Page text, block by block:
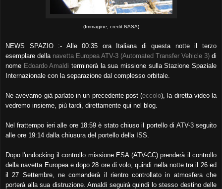
(Immagine, credit NASA)
NEWS SPAZIO :- Alle 00:35 ora Italiana di questa notte il terzo
esemplare della navetta Europea ATV-3 (Automated Transfer Vehicle 3) di
nome Edoardo Amaldi terminerà la sua missione sulla Stazione Spaziale
Internazionale con la separazione dal complesso orbitale.
Ne avevamo già parlato in un precedente post (eccolo), la diretta video la
vedremo insieme, più tardi, direttamente qui nel blog.
Nel frattempo ieri alle ore 18:59 è stato chiuso il portello di ATV-3 seguito
alle ore 19:14 dalla chiusura del portello della ISS.
Dopo l'undocking il controllo missione ESA (ATV-CC) prenderà il controllo
della navetta Europea e dopo 28 ore di volo, quindi nella notte tra il 26 ed
il 27 Settembre, ne comanderà il rientro controllato in atmosfera che
porterà alla sua distruzione. Amaldi seguirà quindi lo stesso destino delle